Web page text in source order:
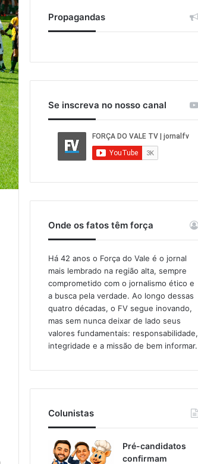
Propagandas
Se inscreva no nosso canal
Onde os fatos têm força
Há 42 anos o Força do Vale é o jornal
mais lembrado na região alta, sempre
comprometido com o jornalismo ético e
a busca pela verdade. Ao longo dessas
quatro décadas, o FV segue inovando,
mas sem nunca deixar de lado seus
valores fundamentais: responsabilidade,
integridade e a missão de bem informar.​
Colunistas
Pré-candidatos
confirmam